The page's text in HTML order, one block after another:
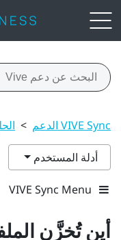
VIVE Sync الدعم >
أدلة المستخدم
VIVE Sync Menu
أين تُخزَّن